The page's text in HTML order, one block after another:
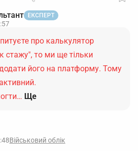
ЕКСПЕРТ
про калькулятор
стажу", то ми ще тільки
його на платформу. Тому
Ще
Військовий облік